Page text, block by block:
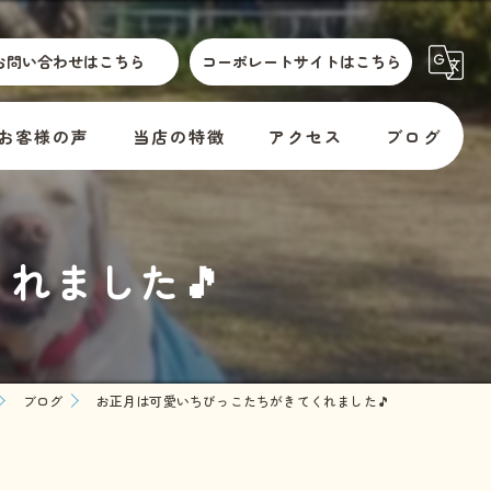
問い合わせはこちら コーポレートサイトはこちら
客様の声 当店の特徴
介護
訪問
預かり
アクセス ブログ
ました🎵
ブログ お正月は可愛いちびっこたちがきてくれました🎵